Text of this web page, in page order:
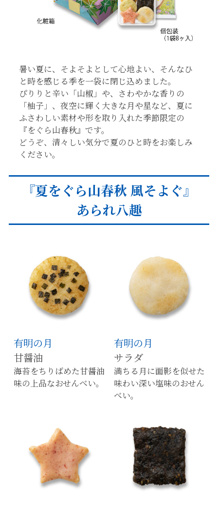
暑い夏に、そよそよとして心地よい、そんなひ
と時を感じる季を一袋に閉じ込めました。
ぴりりと辛い「山椒」や、さわやかな香りの
「柚子」、夜空に輝く大きな月や星など、夏に
ふさわしい素材や形を取り入れた季節限定の
『をぐら山春秋』です。
どうぞ、清々しい気分で夏のひと時をお楽しみ
ください。
『夏をぐら山春秋 風そよぐ』
あられ八趣
有明の月
甘醤油
海苔をちりばめた甘醤油
味の上品なおせんべい。
有明の月
サラダ
満ちる月に面影を似せた
味わい深い塩味のおせん
べい。